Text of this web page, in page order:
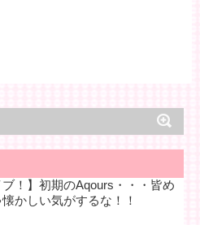
ブ！】初期のAqours・・・皆め
かしい気がするな！！